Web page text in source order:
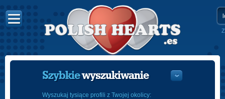
Szybkiewyszukiwanie
Wyszukaj tysiące profili z Twojej okolicy: